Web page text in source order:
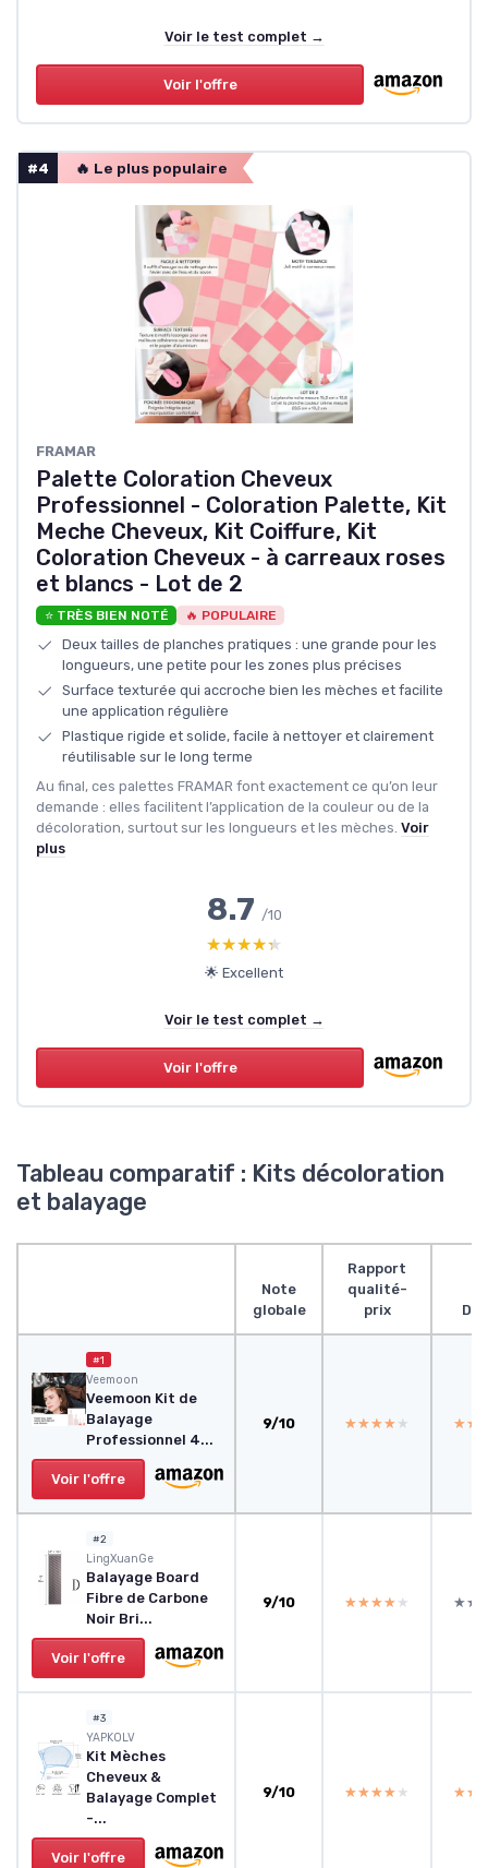
Voir le test complet →
Voir l'offre
#4 🔥 Le plus populaire
FRAMAR
Palette Coloration Cheveux
Professionnel - Coloration Palette, Kit
Meche Cheveux, Kit Coiffure, Kit
Coloration Cheveux - à carreaux roses
et blancs - Lot de 2
⭐ TRÈS BIEN NOTÉ 🔥 POPULAIRE
Deux tailles de planches pratiques : une grande pour les
longueurs, une petite pour les zones plus précises
Surface texturée qui accroche bien les mèches et facilite
une application régulière
Plastique rigide et solide, facile à nettoyer et clairement
réutilisable sur le long terme
Au final, ces palettes FRAMAR font exactement ce qu’on leur
demande : elles facilitent l’application de la couleur ou de la
décoloration, surtout sur les longueurs et les mèches. Voir
plus
8.7 /10
★★★★★
★★★★★
🌟 Excellent
Voir le test complet →
Voir l'offre
Tableau comparatif : Kits décoloration
et balayage
Note
globale
Rapport
qualité-
prix
#1
Veemoon
Veemoon Kit de
Balayage
Professionnel 4...
Voir l'offre
9/10 ★★★★★
★★★★★
#2
‎LingXuanGe
Balayage Board
Fibre de Carbone
Noir Bri...
Voir l'offre
9/10 ★★★★★
★★★★★
#3
‎YAPKOLV
Kit Mèches
Cheveux &
Balayage Complet
-...
Voir l'offre
9/10 ★★★★★
★★★★★